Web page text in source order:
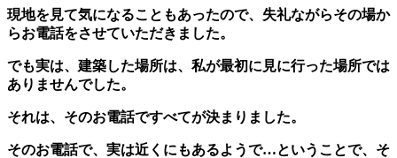
現地を見て気になることもあったので、失礼ながらその場か
らお電話をさせていただきました。
でも実は、建築した場所は、私が最初に見に行った場所では
ありませんでした。
それは、そのお電話ですべてが決まりました。
そのお電話で、実は近くにもあるようで…ということで、そ